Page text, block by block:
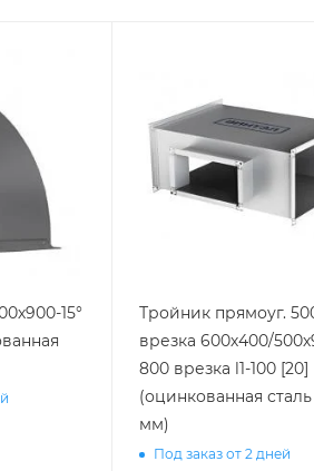
15°
Тройник прямоуг.
врезка 600х400/
800 врезка l1-100 [20]
(оцинкованная сталь
мм)
Под заказ от 2 дней